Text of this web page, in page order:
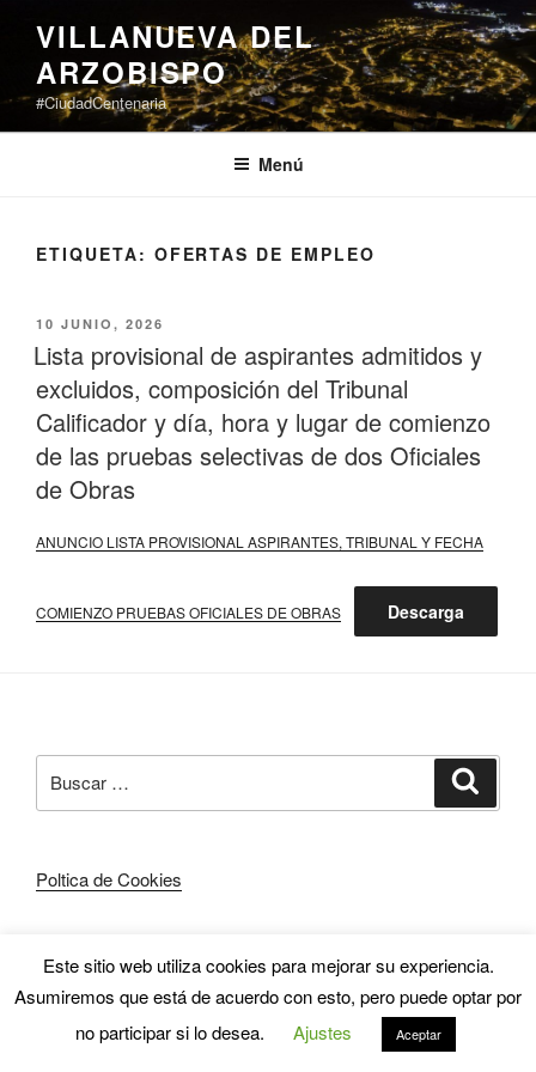
contenido
VILLANUEVA DEL
ARZOBISPO
#CiudadCentenaria
Menú
ETIQUETA: OFERTAS DE EMPLEO
PUBLICADO
EL
10 JUNIO, 2026
Lista provisional de aspirantes admitidos y
excluidos, composición del Tribunal
Calificador y día, hora y lugar de comienzo
de las pruebas selectivas de dos Oficiales
de Obras
ANUNCIO LISTA PROVISIONAL ASPIRANTES, TRIBUNAL Y FECHA
COMIENZO PRUEBAS OFICIALES DE OBRAS Descarga
por:
Poltica de Cookies
Funciona gracias a WordPress
Este sitio web utiliza cookies para mejorar su experiencia.
Asumiremos que está de acuerdo con esto, pero puede optar por
no participar si lo desea.
Ajustes Aceptar